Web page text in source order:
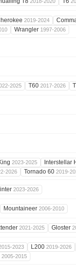
2019-2024
Wrangler 1997-2006
2025 T60 2017-2026
2023-2025
Interstellar
2026 Tornado 60 2019-
2023-2026
Mountaineer 2006-2010
2021-2025 Gloster
2023 L200 2019-2026
2005-2015